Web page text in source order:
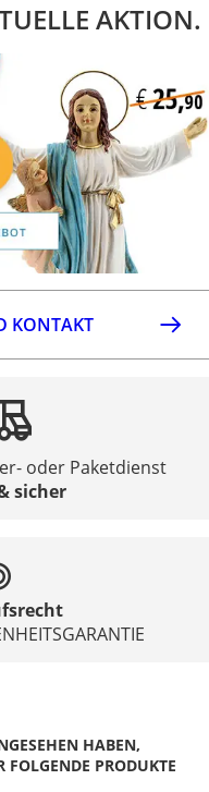
AKTION.
KONTAKT
oder Paketdienst
sicher
HABEN,
FOLGENDE PRODUKTE